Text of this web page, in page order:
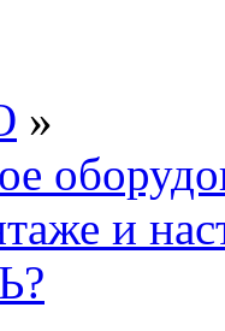
»
и